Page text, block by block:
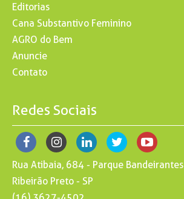
Editorias
Cana Substantivo Feminino
AGRO do Bem
Anuncie
Contato
Redes Sociais
Rua Atibaia, 684 - Parque Bandeirantes
Ribeirão Preto - SP